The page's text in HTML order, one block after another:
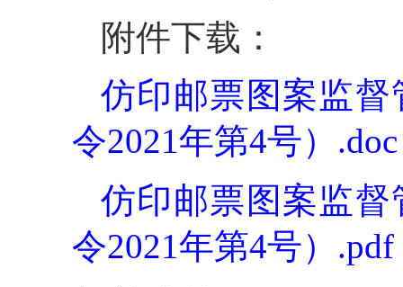
附件下载：
仿印邮票图案监
令2021年第4号）.doc
仿印邮票图案监
令2021年第4号）.pdf